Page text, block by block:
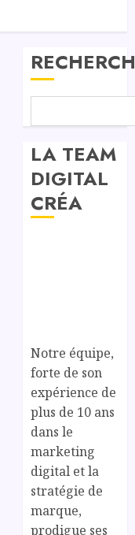
LA TEAM
DIGITAL
CRÉA
Notre équipe,
forte de son
expérience de
plus de 10 ans
dans le
marketing
digital et la
stratégie de
marque,
prodigue ses